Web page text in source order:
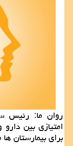
روان ما: رئیس
امتیازی بین
برای بیمارستان